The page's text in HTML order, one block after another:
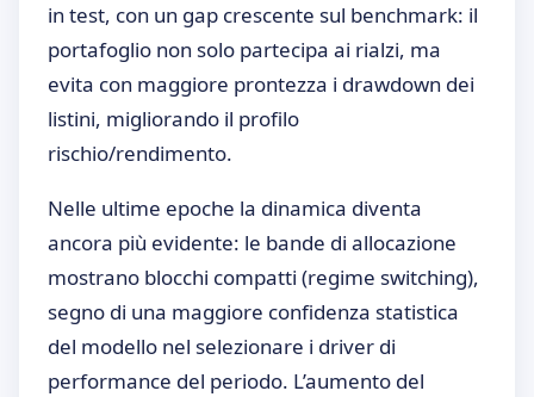
in test, con un gap crescente sul benchmark: il
portafoglio non solo partecipa ai rialzi, ma
evita con maggiore prontezza i drawdown dei
listini, migliorando il profilo
rischio/rendimento.
Nelle ultime epoche la dinamica diventa
ancora più evidente: le bande di allocazione
mostrano blocchi compatti (regime switching),
segno di una maggiore confidenza statistica
del modello nel selezionare i driver di
performance del periodo. L’aumento del